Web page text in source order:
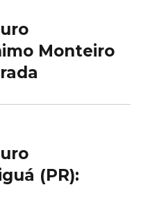
Monteiro
(PR):